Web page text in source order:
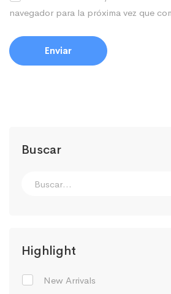
Buscar
Highlight
New Arrivals
navegador para la próxima vez que